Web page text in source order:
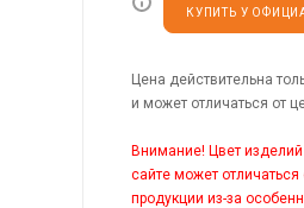
КУПИТЬ У
Цена действительна
и может отличаться от
Внимание! Цвет
сайте может отличаться
продукции из-за